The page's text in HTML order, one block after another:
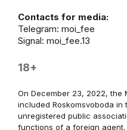
Contacts for media:
Telegram: moi_fee
Signal: moi_fee.13
18+
On December 23, 2022, the
included Roskomsvoboda in
unregistered public
functions of a foreign agent.